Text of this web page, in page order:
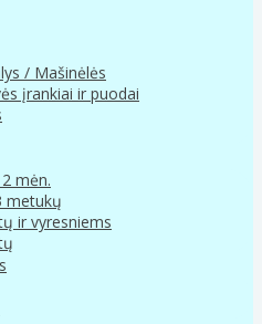
/ Mašinėlės
įrankiai ir puodai
mėn.
metukų
ir vyresniems